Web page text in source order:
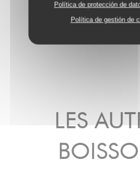
Política de protección de
Política de gestión de
69,00 EUR
Bout 75 cl
LES